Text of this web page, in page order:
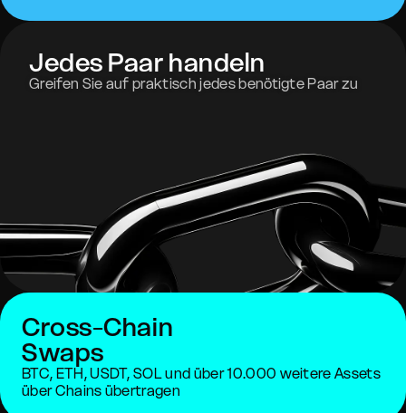
Jedes Paar handeln
Greifen Sie auf praktisch jedes benötigte Paar zu
Cross-Chain
Swaps
BTC, ETH, USDT, SOL und über 10.000 weitere Assets
über Chains übertragen